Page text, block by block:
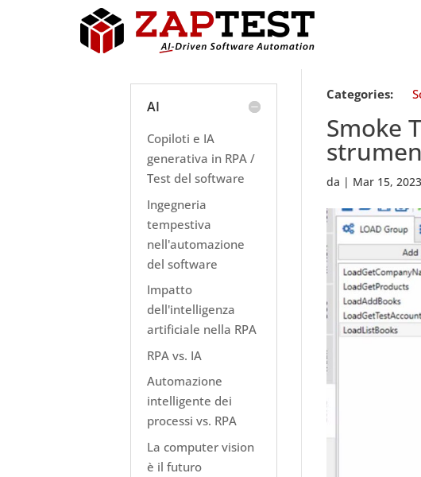
Categories:
Smoke
da | Mar 15, 2023
AI
Copiloti e IA
generativa in RPA /
Test del software
Ingegneria
tempestiva
nell'automazione
del software
Impatto
dell'intelligenza
artificiale nella RPA
RPA vs. IA
Automazione
intelligente dei
processi vs. RPA
La computer vision
è il futuro